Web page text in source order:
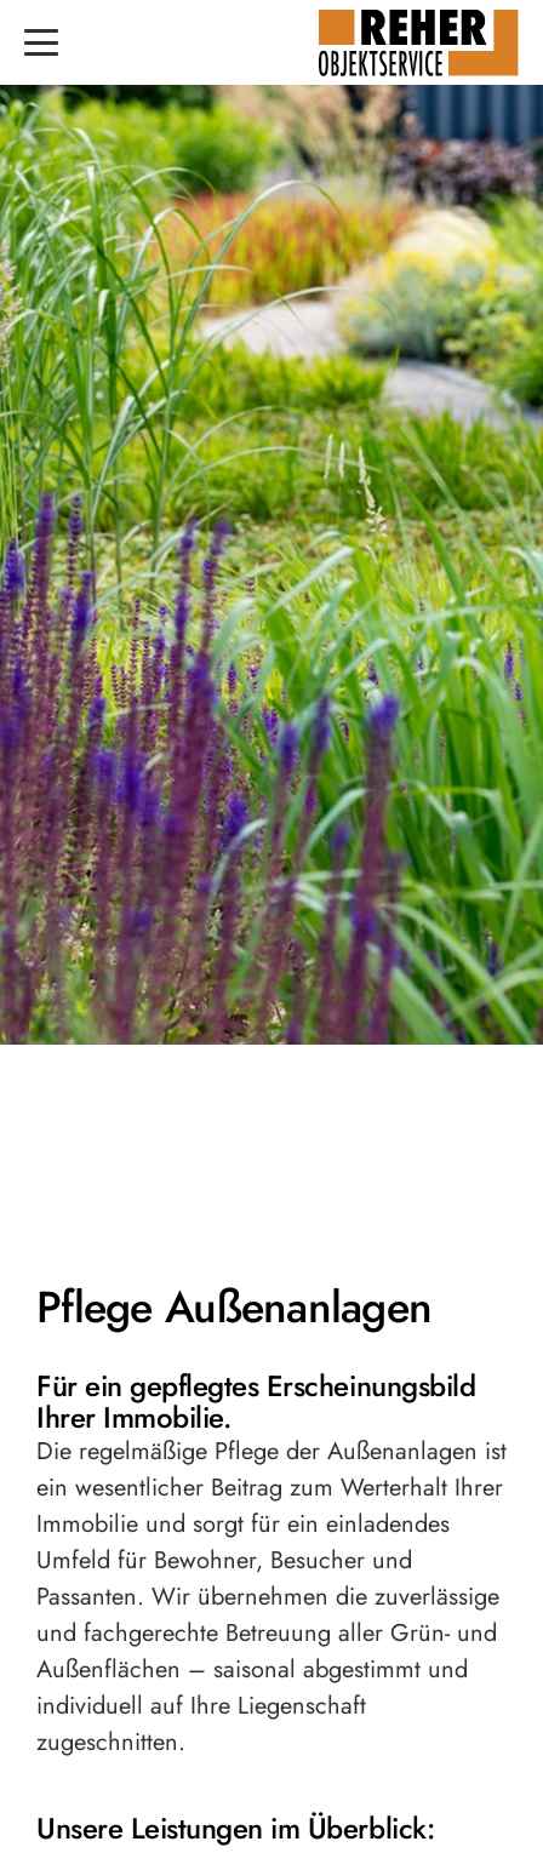
Pflege Außenanlagen
Für ein gepflegtes Erscheinungsbild
Ihrer Immobilie.
Die regelmäßige Pflege der Außenanlagen ist
ein wesentlicher Beitrag zum Werterhalt Ihrer
Immobilie und sorgt für ein einladendes
Umfeld für Bewohner, Besucher und
Passanten. Wir übernehmen die zuverlässige
und fachgerechte Betreuung aller Grün- und
Außenflächen – saisonal abgestimmt und
individuell auf Ihre Liegenschaft
zugeschnitten.
Unsere Leistungen im Überblick: